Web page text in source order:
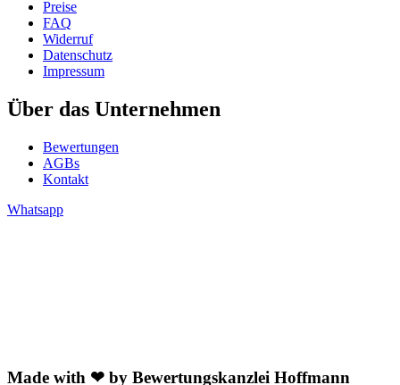
Preise
FAQ
Widerruf
Datenschutz
Impressum
Über das Unternehmen
Bewertungen
AGBs
Kontakt
Whatsapp
Made with ❤ by Bewertungskanzlei Hoffmann